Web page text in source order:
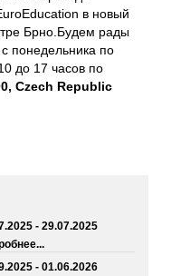
в новый
Брно.Будем рады
понедельника по
до 17 часов по
Czech Republic
- 29.07.2025
- 01.06.2026